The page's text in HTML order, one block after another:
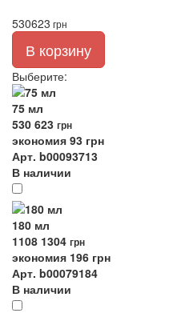
530623 грн
В корзину
Выберите:
75 мл
530 623 грн
экономия 93 грн
Арт. b00093713
В наличии
180 мл
1108 1304 грн
экономия 196 грн
Арт. b00079184
В наличии